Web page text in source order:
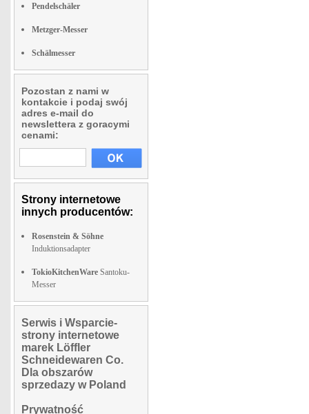
Pendelschäler
Metzger-Messer
Schälmesser
Pozostan z nami w
kontakcie i podaj swój
adres e-mail do
newslettera z goracymi
cenami:
Strony internetowe
innych producentów:
Rosenstein & Söhne
Induktionsadapter
TokioKitchenWare Santoku-
Messer
Serwis i Wsparcie-
strony internetowe
marek Löffler
Schneidewaren Co.
Dla obszarów
sprzedazy w Poland
Prywatność